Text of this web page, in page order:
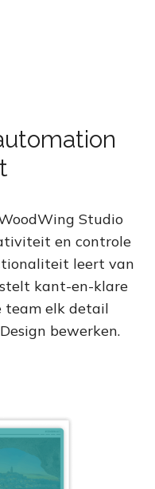
Studio
en controle
leert van
kant-en-klare
team elk detail
bewerken.